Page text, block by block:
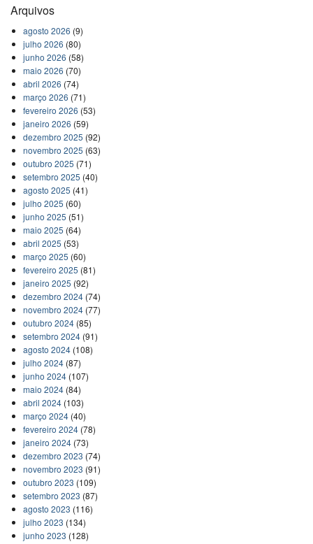
Arquivos
agosto 2026 (9)
julho 2026 (80)
junho 2026 (58)
maio 2026 (70)
abril 2026 (74)
março 2026 (71)
fevereiro 2026 (53)
janeiro 2026 (59)
dezembro 2025 (92)
novembro 2025 (63)
outubro 2025 (71)
setembro 2025 (40)
agosto 2025 (41)
julho 2025 (60)
junho 2025 (51)
maio 2025 (64)
abril 2025 (53)
março 2025 (60)
fevereiro 2025 (81)
janeiro 2025 (92)
dezembro 2024(74)
novembro 2024(77)
outubro 2024(85)
setembro 2024(91)
agosto 2024(108)
julho 2024(87)
junho 2024(107)
maio 2024(84)
abril 2024(103)
março 2024(40)
fevereiro 2024(78)
janeiro 2024(73)
dezembro 2023 (74)
novembro 2023 (91)
outubro 2023 (109)
setembro 2023 (87)
agosto 2023 (116)
julho 2023 (134)
junho 2023 (128)